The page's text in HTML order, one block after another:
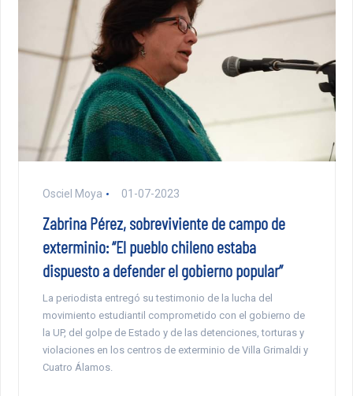
Osciel Moya 01-07-2023
Zabrina Pérez, sobreviviente de campo de
exterminio: “El pueblo chileno estaba
dispuesto a defender el gobierno popular”
La periodista entregó su testimonio de la lucha del
movimiento estudiantil comprometido con el gobierno de
la UP, del golpe de Estado y de las detenciones, torturas y
violaciones en los centros de exterminio de Villa Grimaldi y
Cuatro Álamos.